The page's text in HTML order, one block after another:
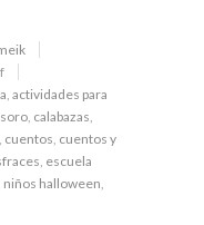
, actividades para
, calabazas,
, cuentos, cuentos y
, escuela
niños halloween,